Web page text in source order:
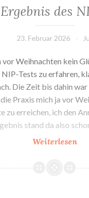
des
23. Februar 2026
vor Weihnachten kein
Tests zu erfahren,
Die Zeit bis dahin
Praxis mich ja vor
zu erreichen, ich den
stand da also
WeiterlesenK2:
des